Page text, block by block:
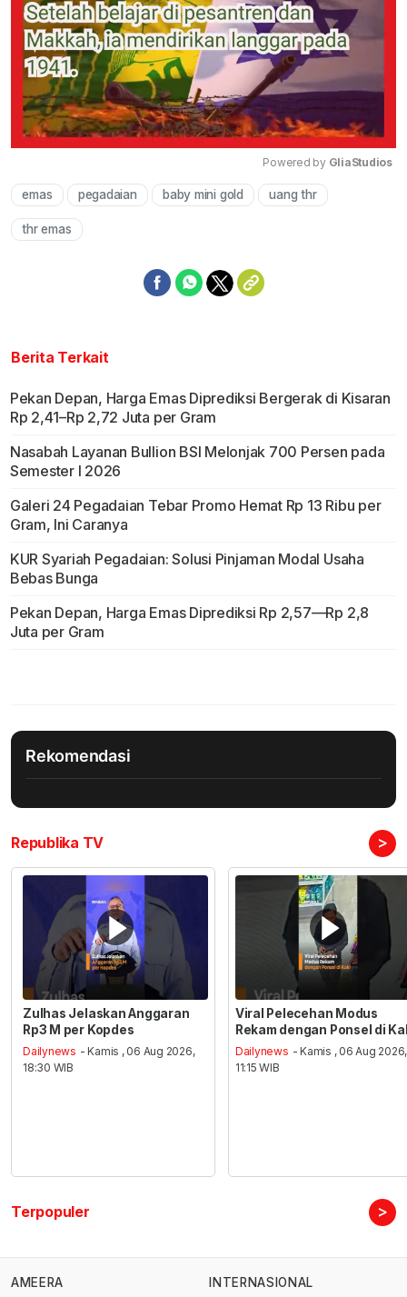
Powered by GliaStudios
emas pegadaian baby mini gold uang thr
thr emas
Berita Terkait
Pekan Depan, Harga Emas Diprediksi Bergerak di Kisaran
Rp 2,41–Rp 2,72 Juta per Gram
Nasabah Layanan Bullion BSI Melonjak 700 Persen pada
Semester I 2026
Galeri 24 Pegadaian Tebar Promo Hemat Rp 13 Ribu per
Gram, Ini Caranya
KUR Syariah Pegadaian: Solusi Pinjaman Modal Usaha
Bebas Bunga
Pekan Depan, Harga Emas Diprediksi Rp 2,57—Rp 2,8
Juta per Gram
Rekomendasi
Republika TV >
Zulhas Jelaskan Anggaran
Rp3 M per Kopdes
Dailynews - Kamis , 06 Aug 2026,
18:30 WIB
Viral Pelecehan Modus
Rekam dengan Ponsel di
Dailynews - Kamis , 06 Aug 2026,
11:15 WIB
Terpopuler >
AMEERA INTERNASIONAL